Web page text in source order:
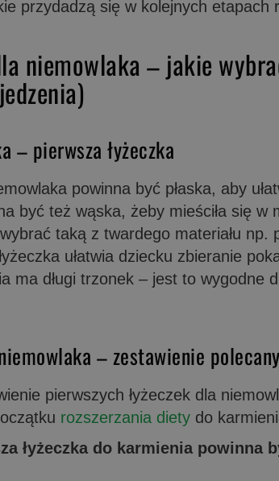
przydadzą się w kolejnych etapach
niemowlaka – jakie
– pierwsza łyżeczka
powinna być płaska, aby
być też wąska, żeby mieściła się w
taką z twardego materiału np.
ułatwia dziecku zbieranie
ma długi trzonek – jest to wygodne
– zestawienie
pierwszych łyżeczek dla
rozszerzania diety do
łyżeczka do karmienia powinna